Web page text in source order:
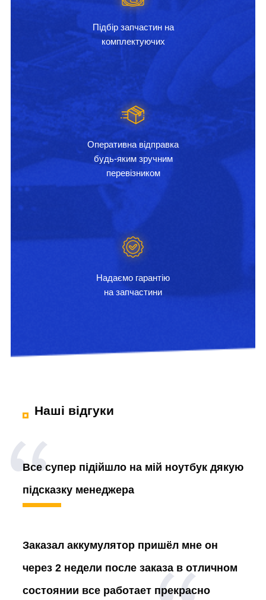
Підбір запчастин на
комплектуючих
Оперативна відправка
будь-яким зручним
перевізником
Надаємо гарантію
на запчастини
Наші відгуки
Все супер підійшло на мій ноутбук дякую
підсказку менеджера
Заказал аккумулятор пришёл мне он
через 2 недели после заказа в отличном
состоянии все работает прекрасно